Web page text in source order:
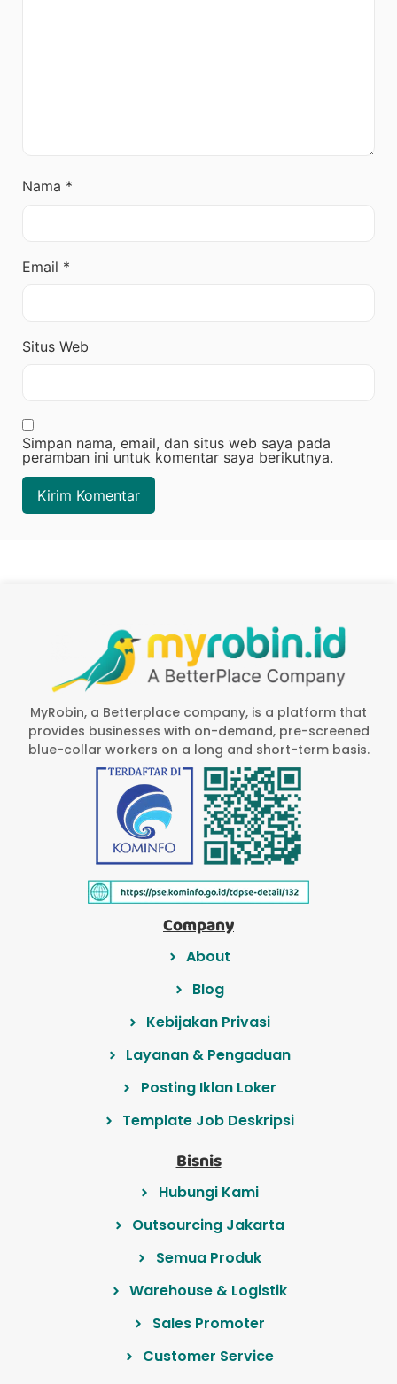
Nama *
Email *
Situs Web
Simpan nama, email, dan situs web saya pada
peramban ini untuk komentar saya berikutnya.
MyRobin, a Betterplace company, is a platform that
provides businesses with on-demand, pre-screened
blue-collar workers on a long and short-term basis.
Company
About
Blog
Kebijakan Privasi
Layanan & Pengaduan
Posting Iklan Loker
Template Job Deskripsi
Bisnis
Hubungi Kami
Outsourcing Jakarta
Semua Produk
Warehouse & Logistik
Sales Promoter
Customer Service